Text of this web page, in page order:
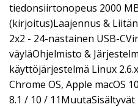
tiedonsiirtonopeus 2000
(kirjoitus)Laajennus &
2x2 - 24-nastainen USB-
väyläOhjelmisto &
käyttöjärjestelmä Linux
Chrome OS, Apple macOS
8.1 / 10 /